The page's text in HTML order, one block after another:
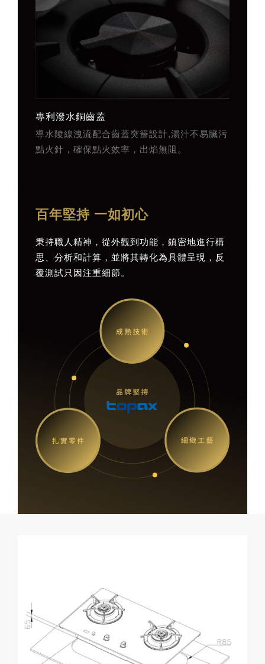
專利潑水銅齒蓋
導水陵線洩流配合齒蓋突簷設計,湯汁不易臟污
點火針，確保點火效率，出焰無阻。
百年堅持 一如初心
秉持職人精神，從外觀到功能，鎮密地進行構
思、分析和計算，並將其轉化為具體呈現，反
覆測試只因注重細節。